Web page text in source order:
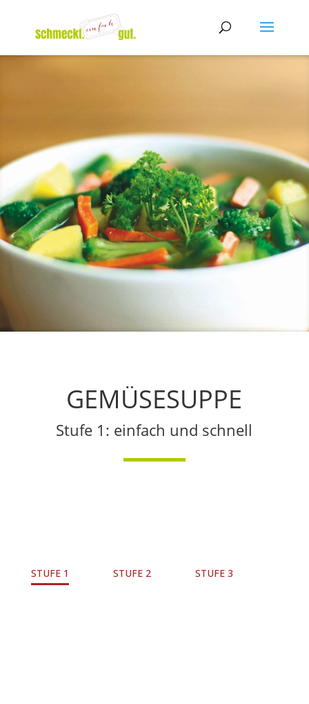
GEMÜSESUPPE
Stufe 1: einfach und schnell
STUFE 1 STUFE 2 STUFE 3